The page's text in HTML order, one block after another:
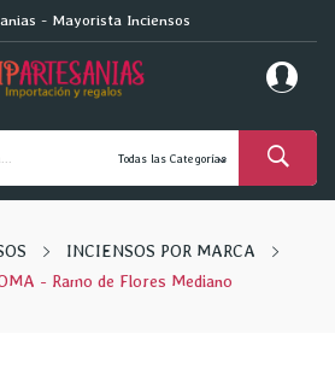
- Mayorista Inciensos
INCIENSOS POR MARCA
- Ramo de Flores Mediano